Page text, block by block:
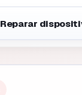
Reparar